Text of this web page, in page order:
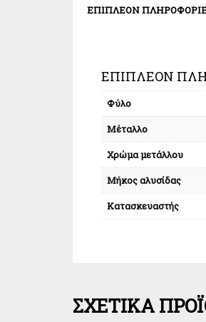
ΕΠΙΠΛΈΟΝ
ΕΠΙΠΛΈΟΝ
Φύλο
Μέταλλο
Χρώμα μετάλλου
Μήκος αλυσίδας
Κατασκευαστής
ΣΧΕΤΙΚΆ